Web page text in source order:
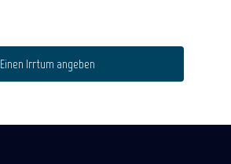
Einen Irrtum angeben